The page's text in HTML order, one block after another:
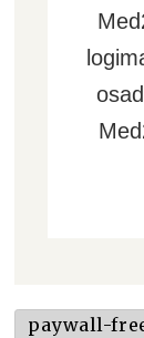
paywall-